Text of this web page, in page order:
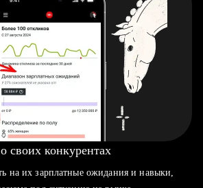
своих конкурентах
на их зарплатные ожидания и навыки,